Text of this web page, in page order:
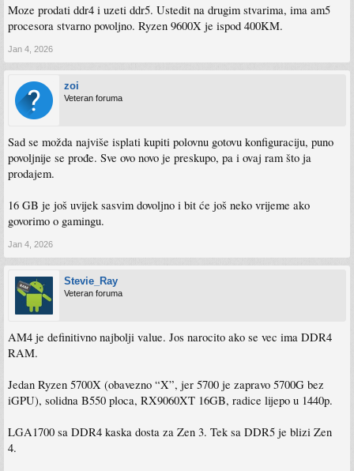
Moze prodati ddr4 i uzeti ddr5. Ustedit na drugim stvarima, ima am5
procesora stvarno povoljno. Ryzen 9600X je ispod 400KM.
Jan 4, 2026
zoi
Veteran foruma
Sad se možda najviše isplati kupiti polovnu gotovu konfiguraciju, puno
povoljnije se prođe. Sve ovo novo je preskupo, pa i ovaj ram što ja
prodajem.
16 GB je još uvijek sasvim dovoljno i bit će još neko vrijeme ako
govorimo o gamingu.
Jan 4, 2026
Stevie_Ray
Veteran foruma
AM4 je definitivno najbolji value. Jos narocito ako se vec ima DDR4
RAM.
Jedan Ryzen 5700X (obavezno “X”, jer 5700 je zapravo 5700G bez
iGPU), solidna B550 ploca, RX9060XT 16GB, radice lijepo u 1440p.
LGA1700 sa DDR4 kaska dosta za Zen 3. Tek sa DDR5 je blizi Zen
4.